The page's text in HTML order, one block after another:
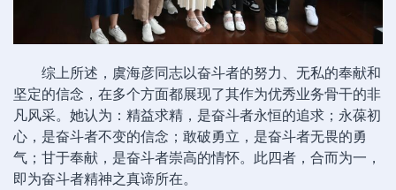
综上所述，虞海彦同志以奋斗者的努力、无私的奉献和
坚定的信念，在多个方面都展现了其作为优秀业务骨干的非
凡风采。她认为：精益求精，是奋斗者永恒的追求；永葆初
心，是奋斗者不变的信念；敢破勇立，是奋斗者无畏的勇
气；甘于奉献，是奋斗者崇高的情怀。此四者，合而为一，
即为奋斗者精神之真谛所在。